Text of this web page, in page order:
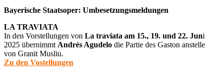
Bayerische Staatsoper: Umbesetzungsmeldungen
LA TRAVIATA
In den Vorstellungen von La traviata am 15., 19. und 22. Juni
2025 übernimmt Andrés Agudelo die Partie des Gaston anstelle
von Granit Musliu.
Zu den Vostellungen